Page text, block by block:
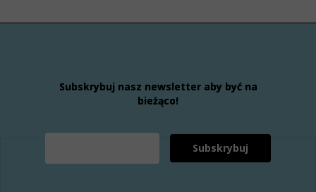
Subskrybuj nasz newsletter aby być na
bieżąco!
Subskrybuj